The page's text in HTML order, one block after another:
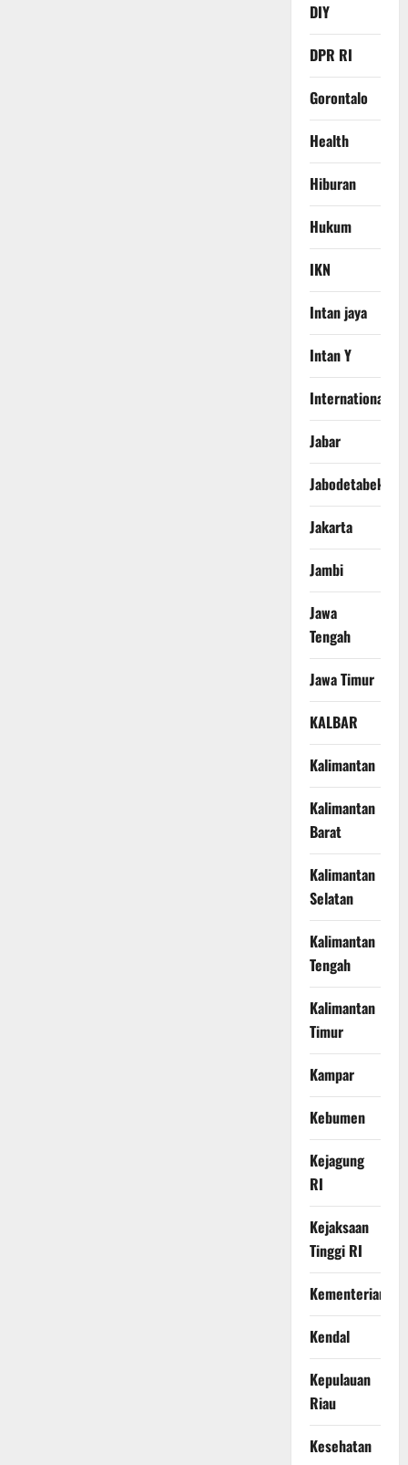
DIY
DPR RI
Gorontalo
Health
Hiburan
Hukum
IKN
Intan jaya
Intan Y
International
Jabar
Jabodetabek
Jakarta
Jambi
Jawa
Tengah
Jawa Timur
KALBAR
Kalimantan
Kalimantan
Barat
Kalimantan
Selatan
Kalimantan
Tengah
Kalimantan
Timur
Kampar
Kebumen
Kejagung
RI
Kejaksaan
Tinggi RI
Kementerian
Kendal
Kepulauan
Riau
Kesehatan